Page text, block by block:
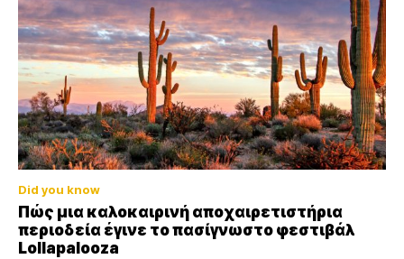
Did you know
Πώς μια καλοκαιρινή αποχαιρετιστήρια
περιοδεία έγινε το πασίγνωστο φεστιβάλ
Lollapalooza